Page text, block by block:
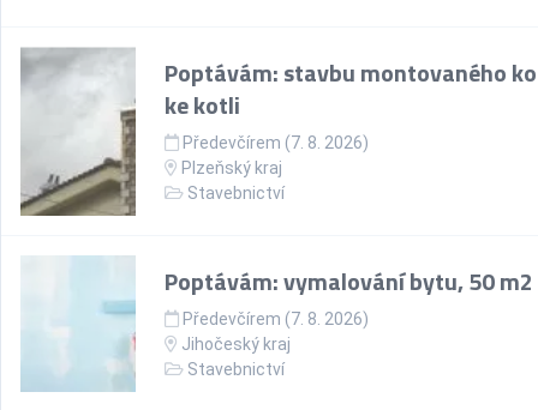
Poptávám: stavbu montovaného
ke kotli
Předevčírem (7. 8. 2026)
Plzeňský kraj
Stavebnictví
Poptávám: vymalování bytu, 50 m2
Předevčírem (7. 8. 2026)
Jihočeský kraj
Stavebnictví